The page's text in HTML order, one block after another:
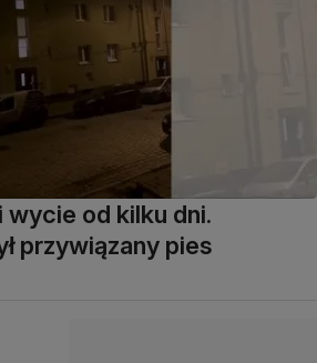
wycie od kilku dni.
przywiązany pies